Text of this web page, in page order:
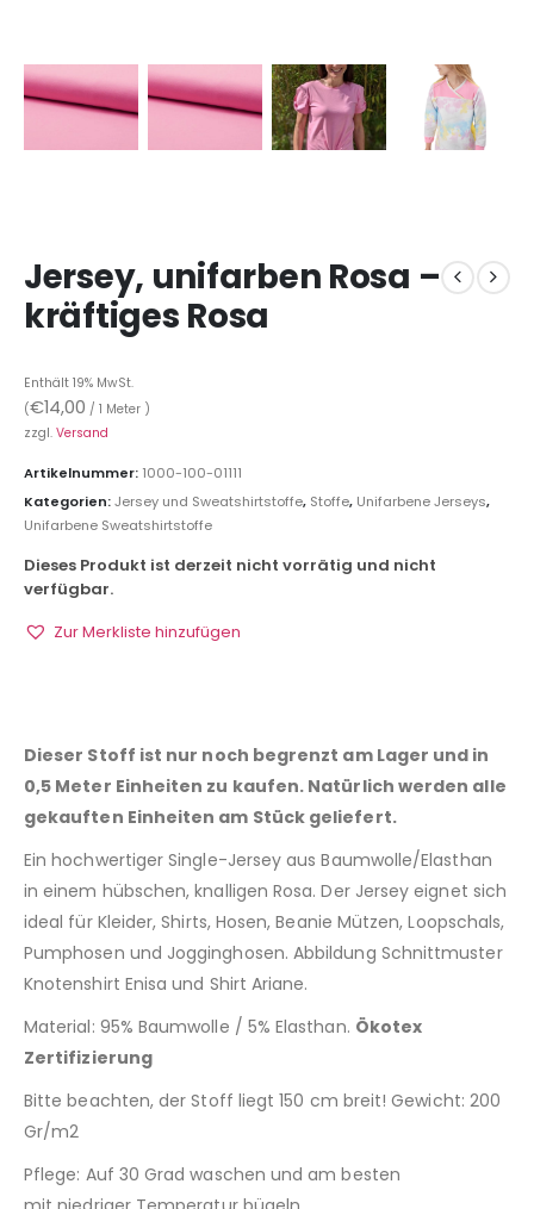
Jersey, unifarben Rosa –
kräftiges Rosa
Enthält 19% MwSt.
(€14,00 / 1 Meter )
zzgl. Versand
Artikelnummer: 1000-100-01111
Kategorien:Jersey und Sweatshirtstoffe, Stoffe, Unifarbene Jerseys,
Unifarbene Sweatshirtstoffe
Dieses Produkt ist derzeit nicht vorrätig und nicht
verfügbar.
Zur Merkliste hinzufügen
Dieser Stoff ist nur noch begrenzt am Lager und in
0,5 Meter Einheiten zu kaufen. Natürlich werden alle
gekauften Einheiten am Stück geliefert.
Ein hochwertiger Single-Jersey aus Baumwolle/Elasthan
in einem hübschen, knalligen Rosa. Der Jersey eignet sich
ideal für Kleider, Shirts, Hosen, Beanie Mützen, Loopschals,
Pumphosen und Jogginghosen. Abbildung Schnittmuster
Knotenshirt Enisa und Shirt Ariane.
Material: 95% Baumwolle / 5% Elasthan. Ökotex
Zertifizierung
Bitte beachten, der Stoff liegt 150 cm breit! Gewicht: 200
Gr/m2
Pflege: Auf 30 Grad waschen und am besten